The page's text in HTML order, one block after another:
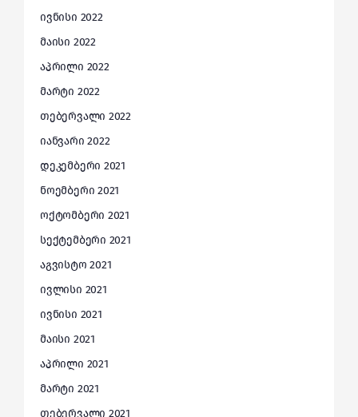
ივნისი 2022
მაისი 2022
აპრილი 2022
მარტი 2022
თებერვალი 2022
იანვარი 2022
დეკემბერი 2021
ნოემბერი 2021
ოქტომბერი 2021
სექტემბერი 2021
აგვისტო 2021
ივლისი 2021
ივნისი 2021
მაისი 2021
აპრილი 2021
მარტი 2021
თებერვალი 2021